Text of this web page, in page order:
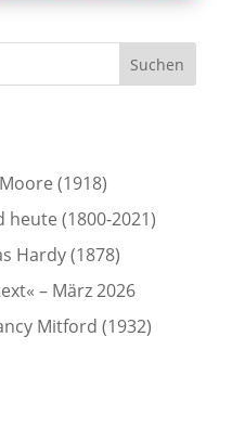
(1918)
heute (1800-2021)
Hardy (1878)
– März 2026
Mitford (1932)